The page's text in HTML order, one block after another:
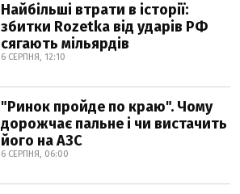
Найбільші втрати в історії:
збитки Rozetka від ударів РФ
сягають мільярдів
6 СЕРПНЯ, 12:10
"Ринок пройде по краю". Чому
дорожчає пальне і чи вистачить
його на АЗС
6 СЕРПНЯ, 06:00